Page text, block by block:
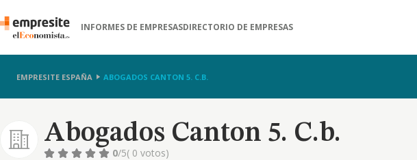
INFORMES DE EMPRESASDIRECTORIO DE EMPRESAS
EMPRESITE ESPAÑA ABOGADOS CANTON 5. C.B.
Abogados Canton 5. C.b.
0/5( 0 votos)